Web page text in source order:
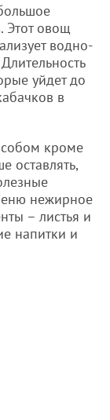
Этот овощ
водно-
уйдет до
в
кроме
оставлять,
нежирное
– листья и
напитки и